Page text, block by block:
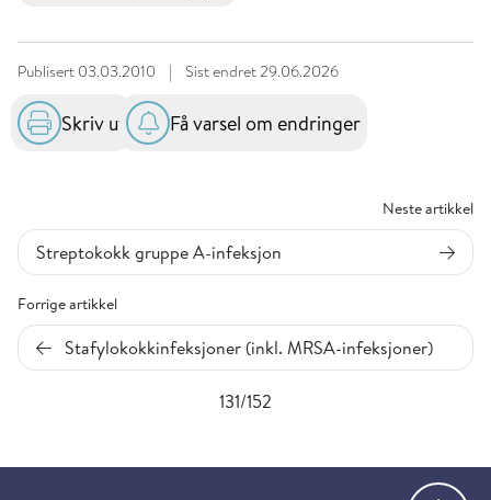
Publisert 03.03.2010 | Sist endret29.06.2026
Skriv ut Få varsel om endringer
Forrige artikkel
Stafylokokkinfeksjoner (inkl. MRSA-infeksjoner)
131/152
Neste artikkel
Streptokokk gruppe A-infeksjon